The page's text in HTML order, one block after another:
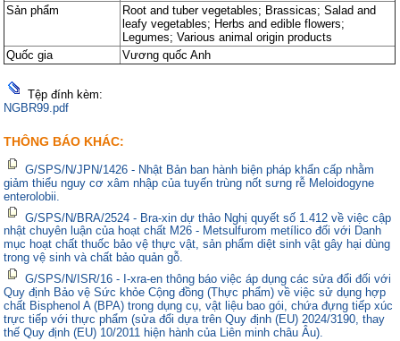
Sản phẩm
Root and tuber vegetables; Brassicas; Salad and
leafy vegetables; Herbs and edible flowers;
Legumes; Various animal origin products
Quốc gia
Vương quốc Anh
Tệp đính kèm:
NGBR99.pdf
THÔNG BÁO KHÁC:
G/SPS/N/JPN/1426 - Nhật Bản ban hành biện pháp khẩn cấp nhằm
giảm thiểu nguy cơ xâm nhập của tuyến trùng nốt sưng rễ Meloidogyne
enterolobii.
G/SPS/N/BRA/2524 - Bra-xin dự thảo Nghị quyết số 1.412 về việc cập
nhật chuyên luận của hoạt chất M26 - Metsulfurom metílico đối với Danh
mục hoạt chất thuốc bảo vệ thực vật, sản phẩm diệt sinh vật gây hại dùng
trong vệ sinh và chất bảo quản gỗ.
G/SPS/N/ISR/16 - I-xra-en thông báo việc áp dụng các sửa đổi đối với
Quy định Bảo vệ Sức khỏe Cộng đồng (Thực phẩm) về việc sử dụng hợp
chất Bisphenol A (BPA) trong dụng cụ, vật liệu bao gói, chứa đựng tiếp xúc
trực tiếp với thực phẩm (sửa đổi dựa trên Quy định (EU) 2024/3190, thay
thế Quy định (EU) 10/2011 hiện hành của Liên minh châu Âu).